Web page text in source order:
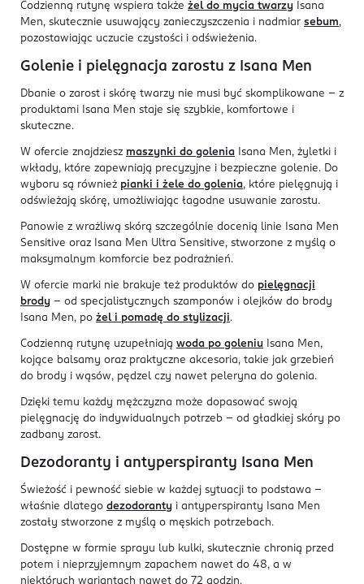
Codzienną rutynę wspiera także żel do mycia twarzy Isana
Men, skutecznie usuwający zanieczyszczenia i nadmiar sebum,
pozostawiając uczucie czystości i odświeżenia.
Golenie i pielęgnacja zarostu z Isana Men
Dbanie o zarost i skórę twarzy nie musi być skomplikowane – z
produktami Isana Men staje się szybkie, komfortowe i
skuteczne.
W ofercie znajdziesz maszynki do golenia Isana Men, żyletki i
wkłady, które zapewniają precyzyjne i bezpieczne golenie. Do
wyboru są również pianki i żele do golenia, które pielęgnują i
odświeżają skórę, umożliwiając łagodne usuwanie zarostu.
Panowie z wrażliwą skórą szczególnie docenią linie Isana Men
Sensitive oraz Isana Men Ultra Sensitive, stworzone z myślą o
maksymalnym komforcie bez podrażnień.
W ofercie marki nie brakuje też produktów do pielęgnacji
brody – od specjalistycznych szamponów i olejków do brody
Isana Men, po żel i pomadę do stylizacji.
Codzienną rutynę uzupełniają woda po goleniu Isana Men,
kojące balsamy oraz praktyczne akcesoria, takie jak grzebień
do brody i wąsów, pędzel czy nawet peleryna do golenia.
Dzięki temu każdy mężczyzna może dopasować swoją
pielęgnację do indywidualnych potrzeb – od gładkiej skóry po
zadbany zarost.
Dezodoranty i antyperspiranty Isana Men
Świeżość i pewność siebie w każdej sytuacji to podstawa –
właśnie dlatego dezodoranty i antyperspiranty Isana Men
zostały stworzone z myślą o męskich potrzebach.
Dostępne w formie sprayu lub kulki, skutecznie chronią przed
potem i nieprzyjemnym zapachem nawet do 48, a w
niektórych wariantach nawet do 72 godzin.